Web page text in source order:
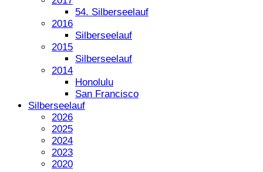
54. Silberseelauf
2016
Silberseelauf
2015
Silberseelauf
2014
Honolulu
San Francisco
Silberseelauf
2026
2025
2024
2023
2020